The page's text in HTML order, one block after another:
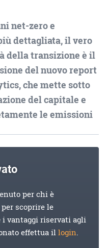
net-zero e
dettagliata, il vero
della transizione è il
del nuovo report
che mette sotto
del capitale e
le emissioni
per chi è
scoprire le
i vantaggi riservati agli
effettua illogin.